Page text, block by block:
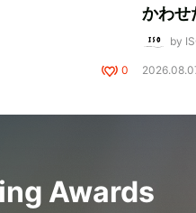
0
かわせ
by
Awards